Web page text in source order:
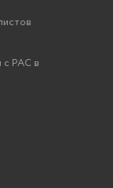
с РАС в